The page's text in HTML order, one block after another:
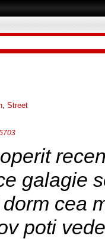
, Street
galagie
cea
poti